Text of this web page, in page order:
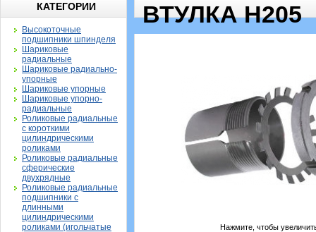
КАТЕГОРИИ
Высокоточные
подшипники шпинделя
Шариковые
радиальные
Шариковые радиально-
упорные
Шариковые упорные
Шариковые упорно-
радиальные
Роликовые радиальные
с короткими
цилиндрическими
роликами
Роликовые радиальные
сферические
двухрядные
Роликовые радиальные
подшипники с
длинными
цилиндрическими
роликами (игольчатые
ВТУЛКА H205
Нажмите, чтобы